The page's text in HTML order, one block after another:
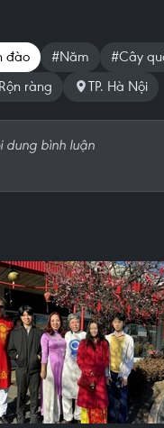
đào #Năm #Cây
ràng TP. Hà Nội